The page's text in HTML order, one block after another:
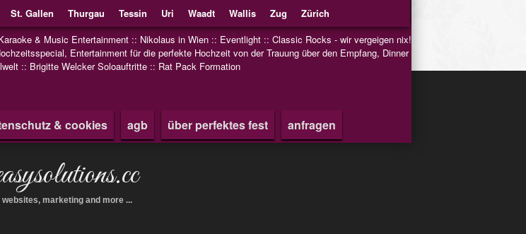
St. Gallen Thurgau Tessin Uri Waadt Wallis Zug
Zürich
& Music Entertainment:: Nikolaus in Wien:: Eventlight:: Classic Rocks - wir vergeigen nix!
Entertainment für die perfekte Hochzeit von der Trauung über den Empfang, Dinner
:: Brigitte Welcker Soloauftritte:: Rat Pack Formation
& cookies agb über perfektes fest anfragen
websites, marketing and more ...